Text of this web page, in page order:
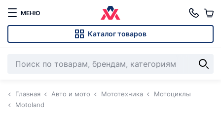
МЕНЮ
Каталог товаров
Главная Авто и мото Мототехника
Мотоциклы
Motoland